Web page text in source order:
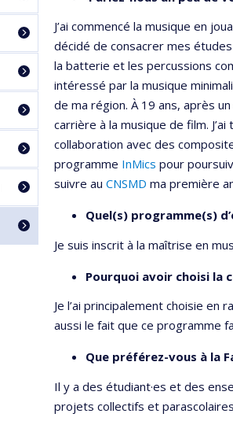
J’ai commencé la musique en
décidé de consacrer mes
la batterie et les percussions
intéressé par la musique
de ma région. À 19 ans, après
carrière à la musique de film.
collaboration avec des
programme InMics pour
suivre au CNSMD ma première
Quel(s) programme(s)
Je suis inscrit à la maîtrise en
Pourquoi avoir choisi la
Je l’ai principalement choisie
aussi le fait que ce programme
Que préférez-vous à la
Il y a des étudiant·es et des
projets collectifs et